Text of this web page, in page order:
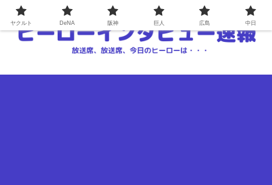
ヤクルト DeNA 阪神 巨人 広島 中日